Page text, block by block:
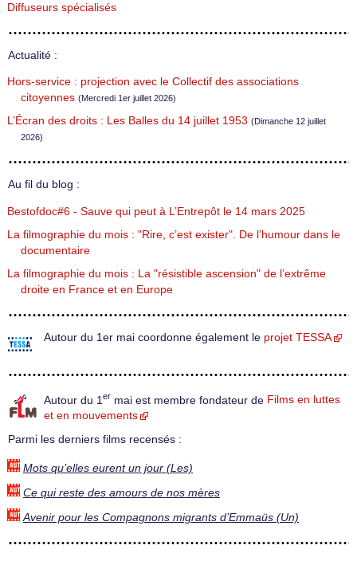
Diffuseurs spécialisés
Actualité :
Hors-service : projection avec le Collectif des associations
citoyennes (Mercredi 1er juillet 2026)
L’Écran des droits : Les Balles du 14 juillet 1953 (Dimanche 12 juillet
2026)
Au fil du blog :
Bestofdoc#6 - Sauve qui peut à L’Entrepôt le 14 mars 2025
La filmographie du mois : "Rire, c’est exister". De l’humour dans le
documentaire
La filmographie du mois : La "résistible ascension" de l’extrême
droite en France et en Europe
Autour du 1er mai coordonne également le projet TESSA
Autour du 1 er mai est membre fondateur de Films en luttes
et en mouvements
Parmi les derniers films recensés :
Mots qu’elles eurent un jour (Les)
Ce qui reste des amours de nos mères
Avenir pour les Compagnons migrants d’Emmaüs (Un)